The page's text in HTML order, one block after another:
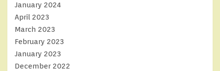
January 2024
April 2023
March 2023
February 2023
January 2023
December 2022